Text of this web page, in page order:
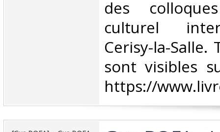
des
culturel
Cerisy-la-Salle.
sont visibles
https://